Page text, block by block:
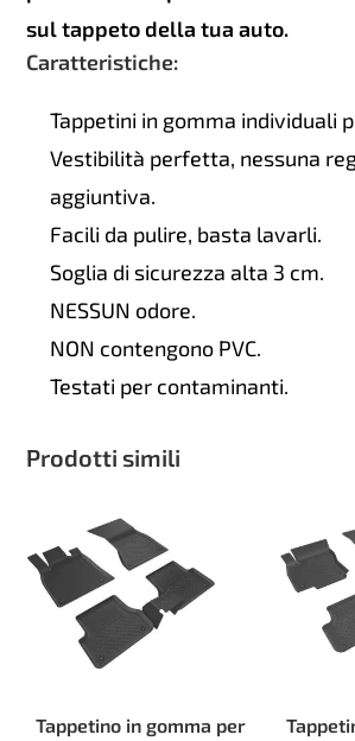
sul tappeto della tua auto.
Caratteristiche:
Tappetini in gomma individuali
Vestibilità perfetta, nessuna
aggiuntiva.
Facili da pulire, basta lavarli.
Soglia di sicurezza alta 3 cm.
NESSUN odore.
NON contengono PVC.
Testati per contaminanti.
Prodotti simili
Tappetino in gomma per